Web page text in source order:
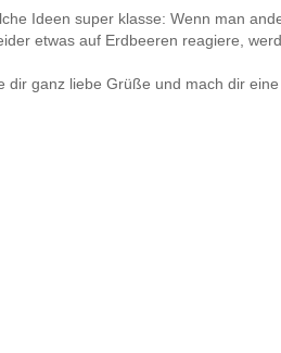
Ideen super klasse: Wenn man
etwas auf Erdbeeren reagiere,
dir ganz liebe Grüße und mach dir